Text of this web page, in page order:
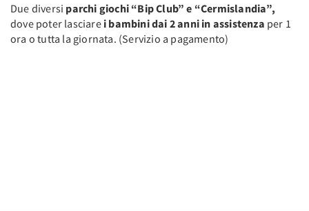
Due diversi parchi giochi “Bip Club” e “Cermislandia”,
dove poter lasciare i bambini dai 2 anni in assistenza per 1
ora o tutta la giornata. (Servizio a pagamento)